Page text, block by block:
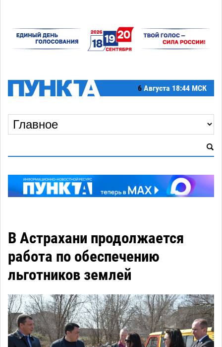
6 Августа 18:44 МСК
В Астрахани продолжается
работа по обеспечению
льготников землей